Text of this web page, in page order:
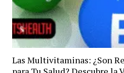
Las Multivitaminas: ¿Son